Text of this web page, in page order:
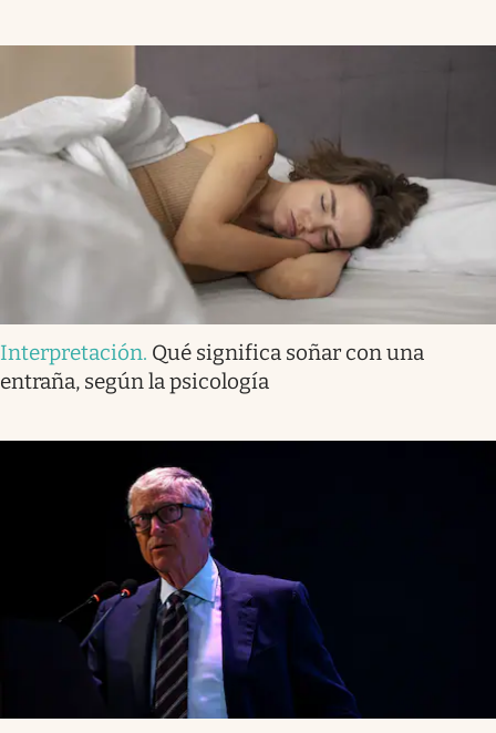
Interpretación. Qué significa soñar con una
entraña, según la psicología